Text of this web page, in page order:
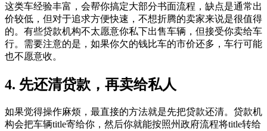
这类车经验丰富，会帮你搞定大部分书面流程，缺点是通常出
价较低，但对于追求方便快速，不想折腾的卖家来说是很值得
的。有些贷款机构不太愿意你私下出售车辆，但接受你卖给车
行。需要注意的是，如果你欠的钱比车的市价还多，车行可能
也不愿意收。
4. 先还清贷款，再卖给私人
如果觉得操作麻烦，最直接的方法就是先把贷款还清。贷款机
构会把车辆title寄给你，然后你就能按照州政府流程将title转给